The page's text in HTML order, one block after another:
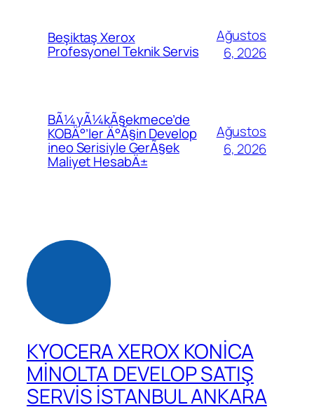
Beşiktaş Xerox
Profesyonel Teknik Servis
Ağustos
6, 2026
BÃ¼yÃ¼kÃ§ekmece’de
KOBÄ°’ler Ä°Ã§in Develop
ineo Serisiyle GerÃ§ek
Maliyet HesabÄ±
Ağustos
6, 2026
KYOCERA XEROX KONİCA
MİNOLTA DEVELOP SATIŞ
SERVİS İSTANBUL ANKARA